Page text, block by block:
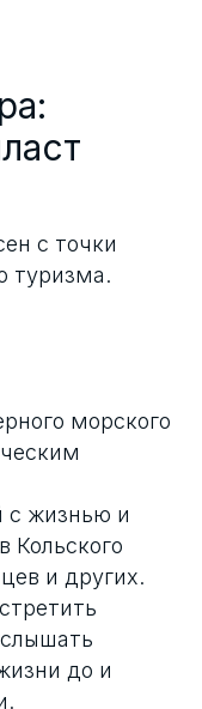
с точки
туризма.
морского
с жизнью и
Кольского
и других.
до и